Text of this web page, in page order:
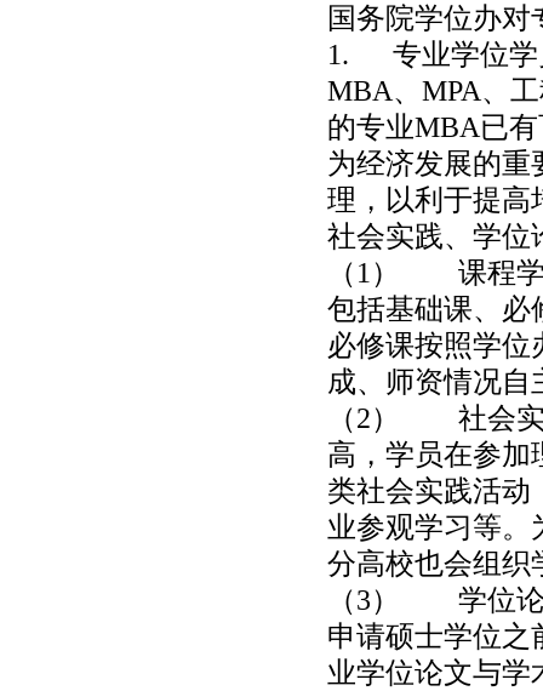
国务院学位办
1. 专业学位学
MBA、MPA、
的专业MBA已
为经济发展的
理，以利于提高
社会实践、学位
（1） 课程学
包括基础课、必
必修课按照学位
成、师资情况自
（2） 社会实
高，学员在参加
类社会实践活动
业参观学习等。
分高校也会组织
（3） 学位论
申请硕士学位之
业学位论文与学